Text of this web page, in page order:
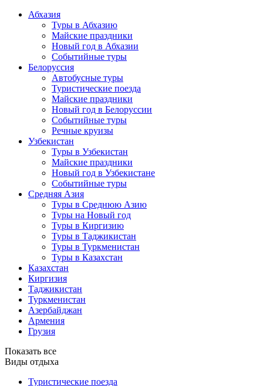
Абхазия
Туры в Абхазию
Майские праздники
Новый год в Абхазии
Событийные туры
Белоруссия
Автобусные туры
Туристические поезда
Майские праздники
Новый год в Белоруссии
Событийные туры
Речные круизы
Узбекистан
Туры в Узбекистан
Майские праздники
Новый год в Узбекистане
Событийные туры
Средняя Азия
Туры в Среднюю Азию
Туры на Новый год
Туры в Киргизию
Туры в Таджикистан
Туры в Туркменистан
Туры в Казахстан
Казахстан
Киргизия
Таджикистан
Туркменистан
Азербайджан
Армения
Грузия
Показать все
Виды отдыха
Туристические поезда